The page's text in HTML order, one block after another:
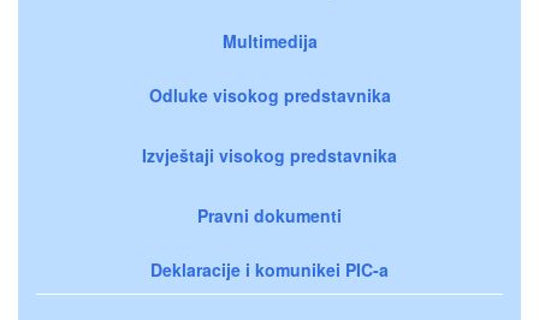
Multimedija
Odluke visokog predstavnika
Izvještaji visokog predstavnika
Pravni dokumenti
Deklaracije i komunikei PIC-a